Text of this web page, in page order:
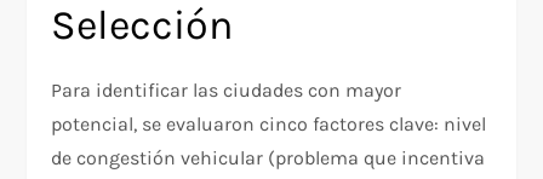
Selección
Para identificar las ciudades con mayor
potencial, se evaluaron cinco factores clave: nivel
de congestión vehicular (problema que incentiva